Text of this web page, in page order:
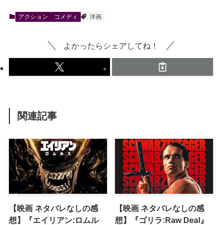
アクション コメディ 洋画
よかったらシェアしてね！
関連記事
【映画 ネタバレなしの感
想】『エイリアン:ロムル
【映画 ネタバレなしの感
想】『ゴリラ:Raw Deal』